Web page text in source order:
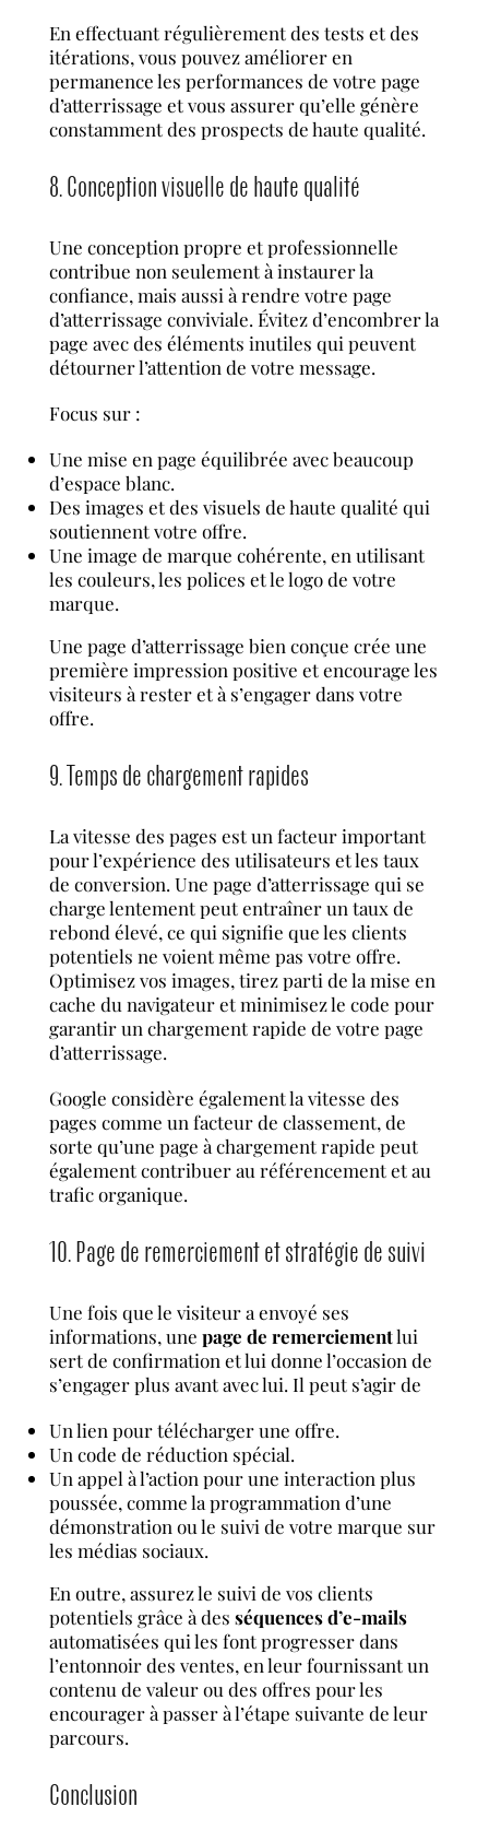
En effectuant régulièrement des tests et des
itérations, vous pouvez améliorer en
permanence les performances de votre page
d’atterrissage et vous assurer qu’elle génère
constamment des prospects de haute qualité.
8. Conception visuelle de haute qualité
Une conception propre et professionnelle
contribue non seulement à instaurer la
confiance, mais aussi à rendre votre page
d’atterrissage conviviale. Évitez d’encombrer la
page avec des éléments inutiles qui peuvent
détourner l’attention de votre message.
Focus sur :
Une mise en page équilibrée avec beaucoup
d’espace blanc.
Des images et des visuels de haute qualité qui
soutiennent votre offre.
Une image de marque cohérente, en utilisant
les couleurs, les polices et le logo de votre
marque.
Une page d’atterrissage bien conçue crée une
première impression positive et encourage les
visiteurs à rester et à s’engager dans votre
offre.
9. Temps de chargement rapides
La vitesse des pages est un facteur important
pour l’expérience des utilisateurs et les taux
de conversion. Une page d’atterrissage qui se
charge lentement peut entraîner un taux de
rebond élevé, ce qui signifie que les clients
potentiels ne voient même pas votre offre.
Optimisez vos images, tirez parti de la mise en
cache du navigateur et minimisez le code pour
garantir un chargement rapide de votre page
d’atterrissage.
Google considère également la vitesse des
pages comme un facteur de classement, de
sorte qu’une page à chargement rapide peut
également contribuer au référencement et au
trafic organique.
10. Page de remerciement et stratégie de suivi
Une fois que le visiteur a envoyé ses
informations, une page de remerciementlui
sert de confirmation et lui donne l’occasion de
s’engager plus avant avec lui. Il peut s’agir de
Un lien pour télécharger une offre.
Un code de réduction spécial.
Un appel à l’action pour une interaction plus
poussée, comme la programmation d’une
démonstration ou le suivi de votre marque sur
les médias sociaux.
En outre, assurez le suivi de vos clients
potentiels grâce à des séquences d’e-mails
automatisées qui les font progresser dans
l’entonnoir des ventes, en leur fournissant un
contenu de valeur ou des offres pour les
encourager à passer à l’étape suivante de leur
parcours.
Conclusion